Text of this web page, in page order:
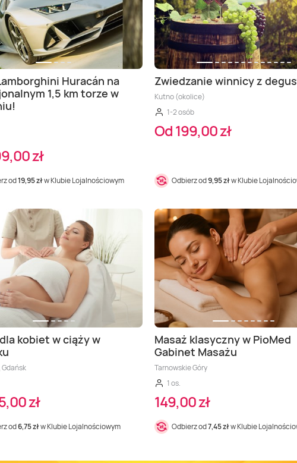
Huracán na
1,5 km torze w
zł
od19,95 złw Klubie Lojalnościowym
Zwiedzanie winnicy z
Kutno (okolice)
1-2 osób
Od 199,00 zł
Odbierz od9,95 złw Klubie
kobiet w ciąży w
zł
od6,75 złw Klubie Lojalnościowym
Masaż klasyczny w PioMed
Gabinet Masażu
Tarnowskie Góry
1 os.
149,00 zł
Odbierz od7,45 złw Klubie